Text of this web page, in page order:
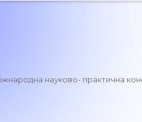
науково- практична